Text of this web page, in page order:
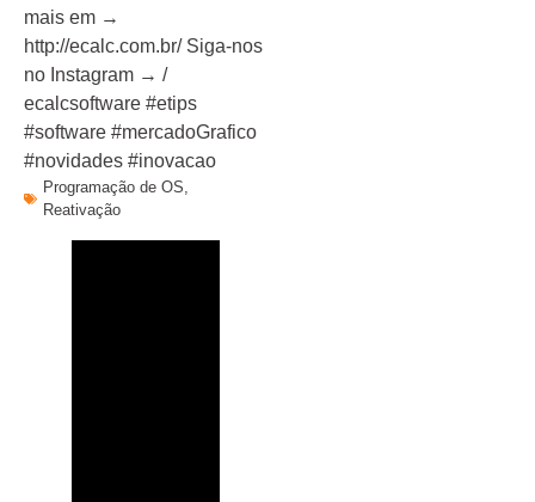
mais em →
http://ecalc.com.br/ Siga-nos
no Instagram → /
ecalcsoftware #etips
#software #mercadoGrafico
#novidades #inovacao
Programação de OS,
Reativação